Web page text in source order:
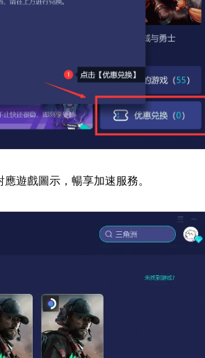
遊戲圖示，暢享加速服務。